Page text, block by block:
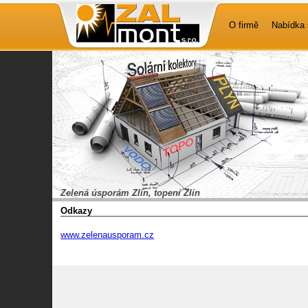
O firmě Nabídka
Zelená úsporám Zlín, topení Zlín
Odkazy
www.zelenausporam.cz